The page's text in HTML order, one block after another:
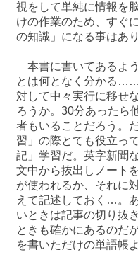
視をして単純に情報を
けの作業のため、すぐ
の知識」になる事はあ
本書に書いてあるよ
とは何となく分かる
対して中々実行に移せ
ろうか。30分あったら
者もいることだろう。
習」の際とても役立っ
記」学習だ。英字新聞
文中から抜出しノート
が使われるか、それに
えて記述しておく…。
いときは記事の切り抜
ときも確かにあるのだ
を書いただけの単語帳